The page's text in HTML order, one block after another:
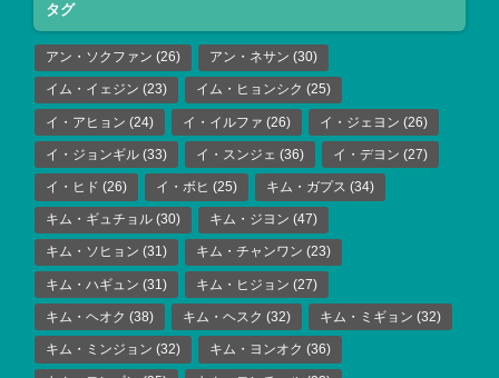
タグ
アン・ソクファン (26) アン・ネサン (30)
イム・イェジン (23) イム・ヒョンシク (25)
イ・アヒョン (24) イ・イルファ (26) イ・ジェヨン (26)
イ・ジョンギル (33) イ・スンジェ (36) イ・デヨン (27)
イ・ヒド (26) イ・ボヒ (25) キム・ガプス (34)
キム・ギュチョル (30) キム・ジヨン (47)
キム・ソヒョン (31) キム・チャンワン (23)
キム・ハギュン (31) キム・ヒジョン (27)
キム・ヘオク (38) キム・ヘスク (32) キム・ミギョン (32)
キム・ミンジョン (32) キム・ヨンオク (36)